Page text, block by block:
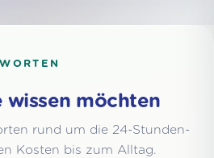
wissen möchten
rund um die 24-Stunden-
Kosten bis zum Alltag.